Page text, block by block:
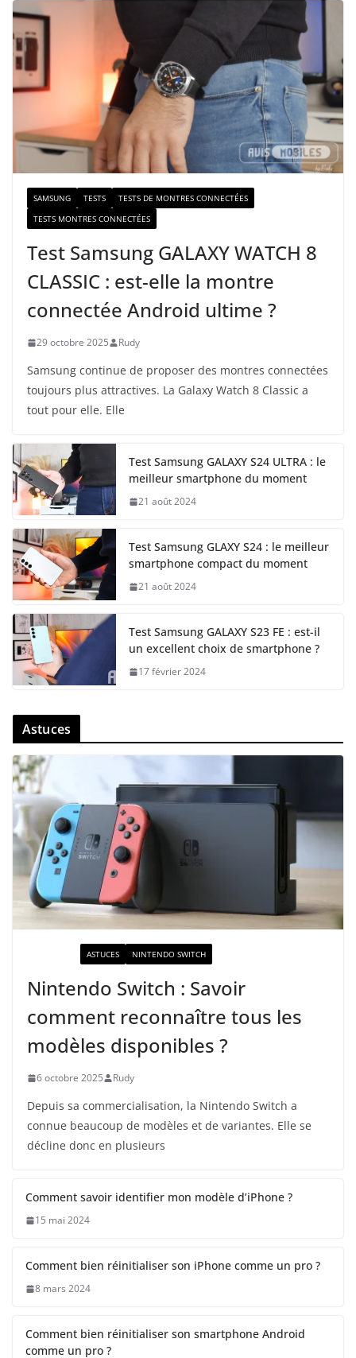
r
e
e
m
i
SAMSUNG TESTS
TESTS DE MONTRES CONNECTÉES
TESTS MONTRES CONNECTÉES
Test Samsung GALAXY WATCH 8
CLASSIC : est-elle la montre
connectée Android ultime ?
29 octobre 2025 Rudy
Samsung continue de proposer des montres connectées
toujours plus attractives. La Galaxy Watch 8 Classic a
tout pour elle. Elle
Test Samsung GALAXY S24 ULTRA : le
meilleur smartphone du moment
21 août 2024
Test Samsung GLAXY S24 : le meilleur
smartphone compact du moment
21 août 2024
Test Samsung GALAXY S23 FE : est-il
un excellent choix de smartphone ?
17 février 2024
Astuces
ASTUCES NINTENDO SWITCH
Nintendo Switch : Savoir
comment reconnaître tous les
modèles disponibles ?
6 octobre 2025 Rudy
Depuis sa commercialisation, la Nintendo Switch a
connue beaucoup de modèles et de variantes. Elle se
décline donc en plusieurs
Comment savoir identifier mon modèle d’iPhone ?
15 mai 2024
Comment bien réinitialiser son iPhone comme un pro ?
8 mars 2024
Comment bien réinitialiser son smartphone Android
comme un pro ?